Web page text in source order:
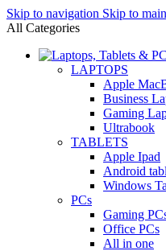
Skip to navigation Skip to
All Categories
LAPTOPS
Apple
Business
Gaming
Ultrabook
TABLETS
Apple Ipad
Android
Windows
PCs
Gaming
Office PCs
All in one